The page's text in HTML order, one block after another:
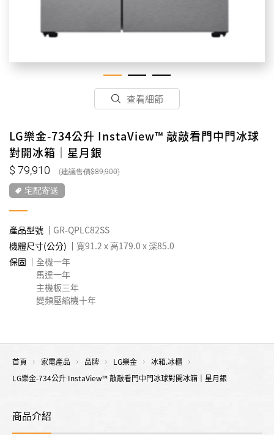
查看細節
LG樂金-734公升 InstaView™ 敲敲看門中門冰球
對開冰箱｜星月銀
79,910 89,900
宅配寄送
產品型號
GR-QPLC82SS
機體尺寸(公分)
寬91.2 x 高179.0 x 深85.0
保固
全機一年
馬達一年
主機板三年
變頻壓縮機十年
首頁 家電產品 品牌 LG樂金
冰箱.冰櫃
LG樂金-734公升 InstaView™ 敲敲看門中門冰球對開冰箱｜星月銀
商品介紹